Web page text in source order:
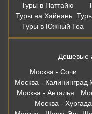
Туры в Паттайю
Туры на Хайнань
Туры в Южный Гоа
Дешевые
Москва - Сочи
Москва - Калининград
Москва - Анталья
Москва - Хургада